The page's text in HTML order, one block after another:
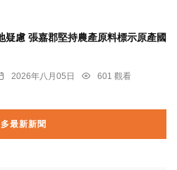
疑慮 張嘉郡堅持農產原料標示原產國
2026年八月05日
601 觀看
最新新聞